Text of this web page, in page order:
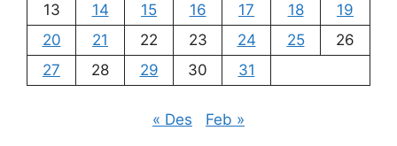
13
14 15 16 17 18
19
20
21 22 23 24 25
26
27
28 29 30 31
« Des Feb »